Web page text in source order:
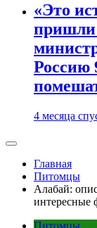
«Это
пришли
Россию
4 месяца
Главная
Питомцы
Алабай:
интересные
Питомцы